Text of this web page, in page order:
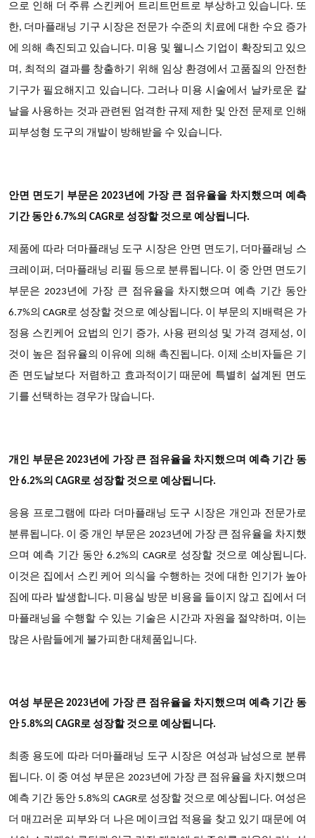
으로 인해 더 주류 스킨케어 트리트먼트로 부상하고 있습니다. 또
한, 더마플래닝 기구 시장은 전문가 수준의 치료에 대한 수요 증가
에 의해 촉진되고 있습니다. 미용 및 웰니스 기업이 확장되고 있으
며, 최적의 결과를 창출하기 위해 임상 환경에서 고품질의 안전한
기구가 필요해지고 있습니다. 그러나 미용 시술에서 날카로운 칼
날을 사용하는 것과 관련된 엄격한 규제 제한 및 안전 문제로 인해
피부성형 도구의 개발이 방해받을 수 있습니다.
안면 면도기 부문은 2023년에 가장 큰 점유율을 차지했으며 예측
기간 동안 6.7%의 CAGR로 성장할 것으로 예상됩니다.
제품에 따라 더마플래닝 도구 시장은 안면 면도기, 더마플래닝 스
크레이퍼, 더마플래닝 리필 등으로 분류됩니다. 이 중 안면 면도기
부문은 2023년에 가장 큰 점유율을 차지했으며 예측 기간 동안
6.7%의 CAGR로 성장할 것으로 예상됩니다. 이 부문의 지배력은 가
정용 스킨케어 요법의 인기 증가, 사용 편의성 및 가격 경제성, 이
것이 높은 점유율의 이유에 의해 촉진됩니다. 이제 소비자들은 기
존 면도날보다 저렴하고 효과적이기 때문에 특별히 설계된 면도
기를 선택하는 경우가 많습니다.
개인 부문은 2023년에 가장 큰 점유율을 차지했으며 예측 기간 동
안 6.2%의 CAGR로 성장할 것으로 예상됩니다.
응용 프로그램에 따라 더마플래닝 도구 시장은 개인과 전문가로
분류됩니다. 이 중 개인 부문은 2023년에 가장 큰 점유율을 차지했
으며 예측 기간 동안 6.2%의 CAGR로 성장할 것으로 예상됩니다.
이것은 집에서 스킨 케어 의식을 수행하는 것에 대한 인기가 높아
짐에 따라 발생합니다. 미용실 방문 비용을 들이지 않고 집에서 더
마플래닝을 수행할 수 있는 기술은 시간과 자원을 절약하며, 이는
많은 사람들에게 불가피한 대체품입니다.
여성 부문은 2023년에 가장 큰 점유율을 차지했으며 예측 기간 동
안 5.8%의 CAGR로 성장할 것으로 예상됩니다.
최종 용도에 따라 더마플래닝 도구 시장은 여성과 남성으로 분류
됩니다. 이 중 여성 부문은 2023년에 가장 큰 점유율을 차지했으며
예측 기간 동안 5.8%의 CAGR로 성장할 것으로 예상됩니다. 여성은
더 매끄러운 피부와 더 나은 메이크업 적용을 찾고 있기 때문에 여